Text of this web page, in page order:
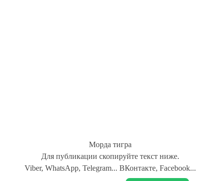
Морда тигра
Для публикации скопируйте текст ниже.
Viber, WhatsApp, Telegram... ВКонтакте, Facebook...